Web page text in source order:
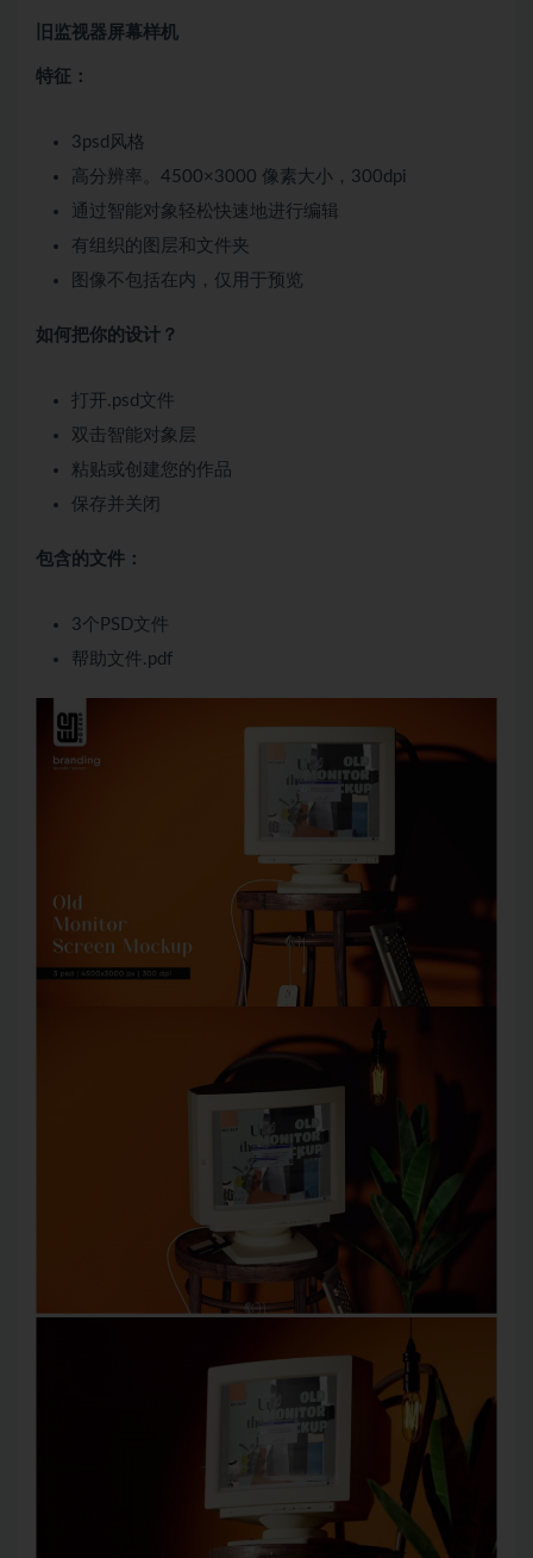
旧监视器屏幕样机
特征：
3psd风格
高分辨率。4500×3000 像素大小，300dpi
通过智能对象轻松快速地进行编辑
有组织的图层和文件夹
图像不包括在内，仅用于预览
如何把你的设计？
打开.psd文件
双击智能对象层
粘贴或创建您的作品
保存并关闭
包含的文件：
3个PSD文件
帮助文件.pdf